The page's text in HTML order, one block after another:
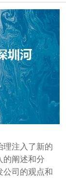
理注入了新的
的阐述和分
公司的观点和